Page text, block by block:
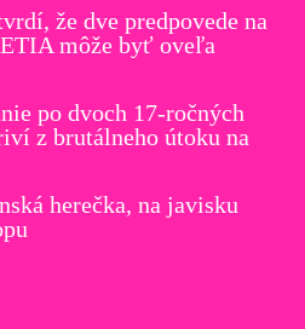
že dve predpovede na
môže byť oveľa
po dvoch 17-ročných
z brutálneho útoku na
herečka, na javisku